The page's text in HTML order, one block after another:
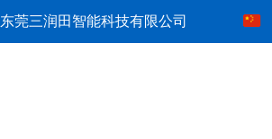
东莞三润田智能科技有限公司